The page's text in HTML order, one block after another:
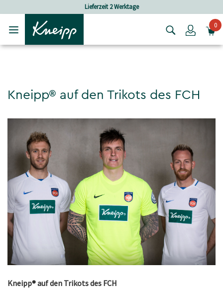
Lieferzeit 2 Werktage
Login0
Kneipp® auf den Trikots des FCH
Kneipp® auf den Trikots des FCH